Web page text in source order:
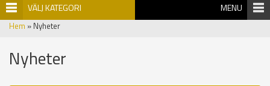
VÄLJ KATEGORI MENU
Hem » Nyheter
Nyheter